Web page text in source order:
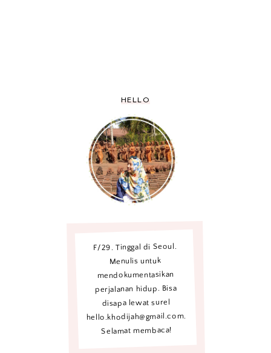
HELLO
F/29. Tinggal di Seoul.
Menulis untuk
mendokumentasikan
perjalanan hidup. Bisa
disapa lewat surel
hello.khodijah@gmail.com.
Selamat membaca!